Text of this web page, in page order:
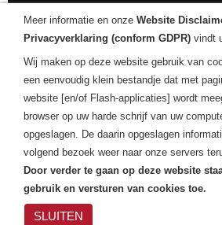
CONTACT
Contactformulier
Laurens Internationaal
Privacyverklaring
Privacyverklaring
Meer informatie en onze Website
Privacyverklaring (conform GDPR) vindt
Wij maken op deze website gebruik van
een eenvoudig klein bestandje dat met
website [en/of Flash-applicaties] wordt
browser op uw harde schrijf van uw
opgeslagen. De daarin opgeslagen
volgend bezoek weer naar onze servers
Door verder te gaan op deze website
gebruik en versturen van cookies toe.
SLUITEN